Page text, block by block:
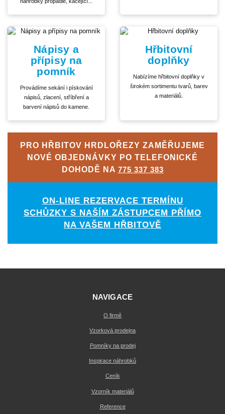
Nápisy a
přípisy na
pomník
Provádíme sekání i pískování
nápisů, zlacení, stříbření a
barvení nápisů do kamene.
Hřbitovní
doplňky
Nabízíme hřbitovní doplňky v
širokém sortimentu tvarů, barev
a materiálů.
PRO HŘBITOV HRDLOŘEZY ZAMĚŘUJEME
NOVÉ OBJEDNÁVKY PO TELEFONICKÉ
DOHODĚ NA 775 337 383
ON-LINE REZERVACE TERMÍNU
SCHŮZKY S NAŠÍM ZÁSTUPCEM PŘÍMO
NA VAŠEM HŘBITOVĚ
NAVIGACE
O firmě
Vzorková prodejna
Pomníky na prodej
Inspirace náhrobků
Ceník
Vzorník materiálů
Reference